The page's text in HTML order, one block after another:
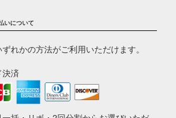
いについて
れかの方法がご利用いただけます。
決済